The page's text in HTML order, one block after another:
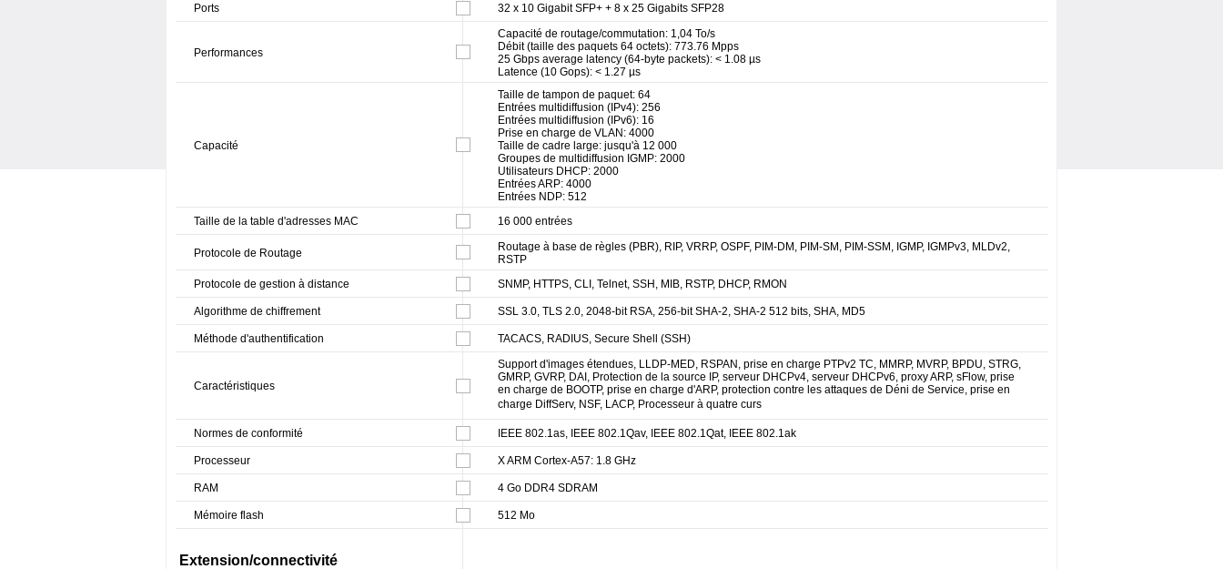
Ports 32 x 10 Gigabit SFP+ + 8 x 25 Gigabits SFP28
Performances
Capacité de routage/commutation: 1,04 To/s
Débit (taille des paquets 64 octets): 773.76 Mpps
25 Gbps average latency (64-byte packets): < 1.08 µs
Latence (10 Gops): < 1.27 µs
Capacité
Taille de tampon de paquet: 64
Entrées multidiffusion (IPv4): 256
Entrées multidiffusion (IPv6): 16
Prise en charge de VLAN: 4000
Taille de cadre large: jusqu'à 12 000
Groupes de multidiffusion IGMP: 2000
Utilisateurs DHCP: 2000
Entrées ARP: 4000
Entrées NDP: 512
Taille de la table d'adresses MAC
16 000 entrées
Protocole de Routage
Routage à base de règles (PBR), RIP, VRRP, OSPF, PIM-DM, PIM-SM, PIM-SSM, IGMP, IGMPv3, MLDv2,
RSTP
Protocole de gestion à distance
SNMP, HTTPS, CLI, Telnet, SSH, MIB, RSTP, DHCP, RMON
Algorithme de chiffrement SSL 3.0, TLS 2.0, 2048-bit RSA, 256-bit SHA-2, SHA-2 512 bits, SHA, MD5
Méthode d'authentification TACACS, RADIUS, Secure Shell (SSH)
Caractéristiques
Support d'images étendues, LLDP-MED, RSPAN, prise en charge PTPv2 TC, MMRP, MVRP, BPDU, STRG,
GMRP, GVRP, DAI, Protection de la source IP, serveur DHCPv4, serveur DHCPv6, proxy ARP, sFlow, prise
en charge de BOOTP, prise en charge d'ARP, protection contre les attaques de Déni de Service, prise en
charge DiffServ, NSF, LACP, Processeur à quatre curs
Normes de conformité IEEE 802.1as, IEEE 802.1Qav, IEEE 802.1Qat, IEEE 802.1ak
Processeur X ARM Cortex-A57: 1.8 GHz
RAM 4 Go DDR4 SDRAM
Mémoire flash 512 Mo
Extension/connectivité